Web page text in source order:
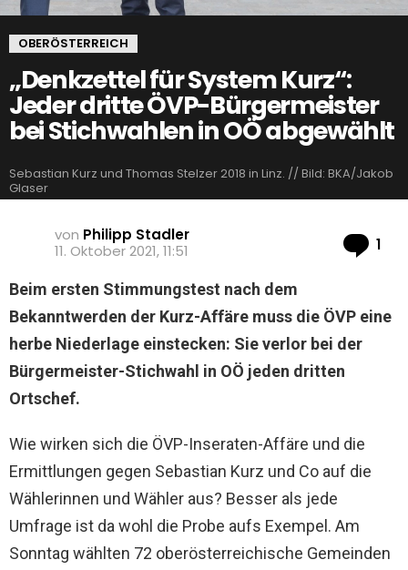
OBERÖSTERREICH
„Denkzettel für System Kurz“:
Jeder dritte ÖVP-Bürgermeister
bei Stichwahlen in OÖ abgewählt
Sebastian Kurz und Thomas Stelzer 2018 in Linz. // Bild: BKA/Jakob
Glaser
von Philipp Stadler
11. Oktober 2021, 11:51
1
Beim ersten Stimmungstest nach dem
Bekanntwerden der Kurz-Affäre muss die ÖVP eine
herbe Niederlage einstecken: Sie verlor bei der
Bürgermeister-Stichwahl in OÖ jeden dritten
Ortschef.
Wie wirken sich die ÖVP-Inseraten-Affäre und die
Ermittlungen gegen Sebastian Kurz und Co auf die
Wählerinnen und Wähler aus? Besser als jede
Umfrage ist da wohl die Probe aufs Exempel. Am
Sonntag wählten 72 oberösterreichische Gemeinden